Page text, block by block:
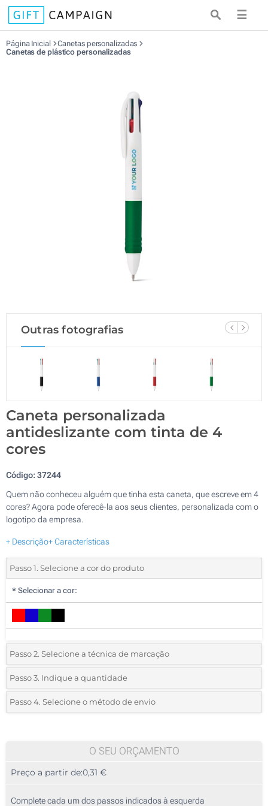
☰
Página Inicial
Canetas personalizadas
Canetas de plástico personalizadas
Outras fotografias
Caneta personalizada
antideslizante com tinta de 4
cores
Código:37244
Quem não conheceu alguém que tinha esta caneta, que escreve em 4
cores? Agora pode oferecê-la aos seus clientes, personalizada com o
logotipo da empresa.
+ Descrição+ Características
Passo 1. Selecione a cor do produto
* Selecionar a cor:
Passo 2. Selecione a técnica de marcação
*Selecione o tipo de marcação e as cores do logotipo:
1 Cor (No corpo)
Passo 3. Indique a quantidade
*Quantidade mínima:50
100
250
Passo 4. Selecione o método de envio
O SEU ORÇAMENTO
Preço a partir de:0,31 €
Complete cada um dos passos indicados à esquerda